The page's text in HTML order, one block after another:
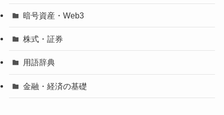
暗号資産・Web3
株式・証券
用語辞典
金融・経済の基礎